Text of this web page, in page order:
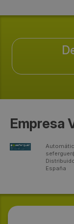
Empresa
España